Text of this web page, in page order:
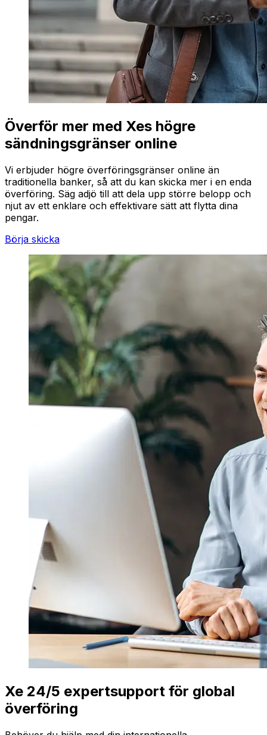
Överför mer med Xes högre
sändningsgränser online
Vi erbjuder högre överföringsgränser online än
traditionella banker, så att du kan skicka mer i en enda
överföring. Säg adjö till att dela upp större belopp och
njut av ett enklare och effektivare sätt att flytta dina
pengar.
Börja skicka
Xe 24/5 expertsupport för global
överföring